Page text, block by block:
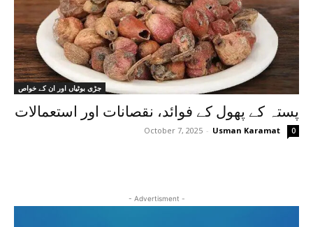
جڑی بوٹیاں اور ان کے خواص
پستہ کے پھول کے فوائد، نقصانات اور استعمالات
Usman Karamat
-
October 7, 2025 0
- Advertisment -